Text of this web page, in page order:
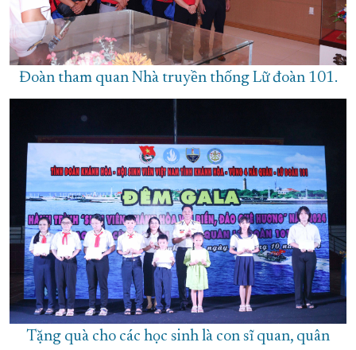
Đoàn tham quan Nhà truyền thống Lữ đoàn 101.
Tặng quà cho các học sinh là con sĩ quan, quân